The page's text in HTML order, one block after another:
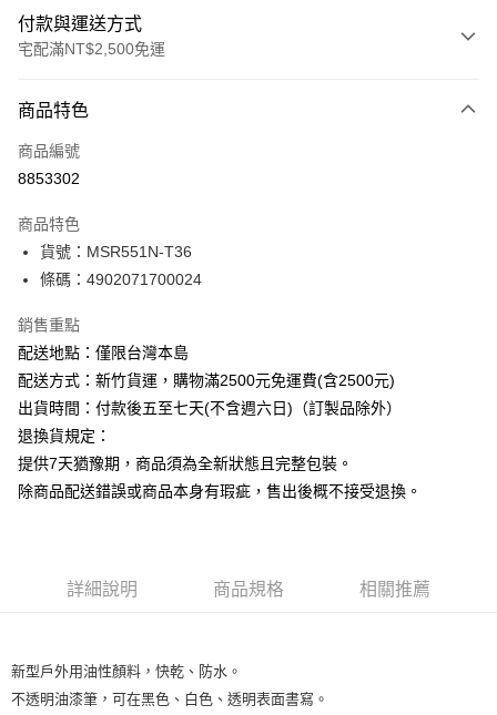
付款與運送方式
宅配滿NT$2,500免運
信用卡一次付款
Apple Pay
悠遊付
ATM付款
運送方式
下單前請先詢問庫存
每筆NT$130，滿NT$2,500(含以上)免運費
商品特色
商品編號
8853302
商品特色
貨號：MSR551N-T36
條碼：4902071700024
銷售重點
配送地點：僅限台灣本島
配送方式：新竹貨運，購物滿2500元免運費(含2500元)
出貨時間：付款後五至七天(不含週六日)（訂製品除外）
退換貨規定：
提供7天猶豫期，商品須為全新狀態且完整包裝。
除商品配送錯誤或商品本身有瑕疵，售出後概不接受退換。
詳細說明 商品規格 相關推薦
新型戶外用油性顏料，快乾、防水。
不透明油漆筆，可在黑色、白色、透明表面書寫。